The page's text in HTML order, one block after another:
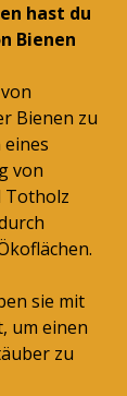
hast du
Bienen
Bienen zu
von
Totholz
sie mit
um einen
zu